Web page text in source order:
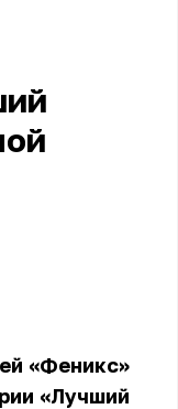
«Феникс»
«Лучший